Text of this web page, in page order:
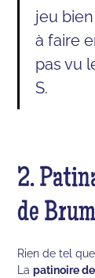
jeu
à faire
pas vu
S.
2.
de
Rien de tel
Lapatinoire